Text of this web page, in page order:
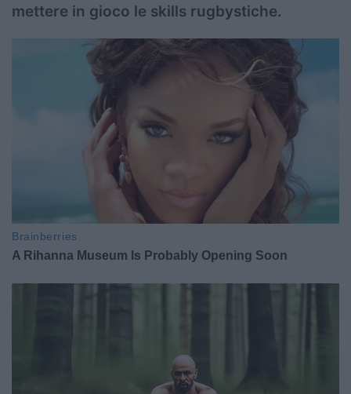
mettere in gioco le skills rugbystiche.